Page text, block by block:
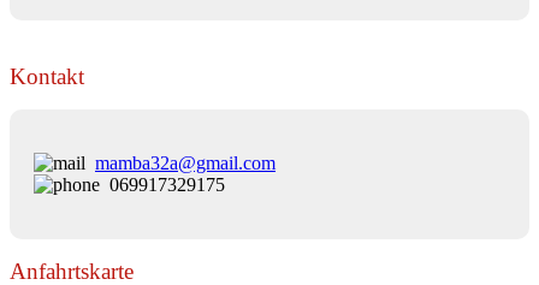
Kontakt
mamba32a@gmail.com
069917329175
Anfahrtskarte